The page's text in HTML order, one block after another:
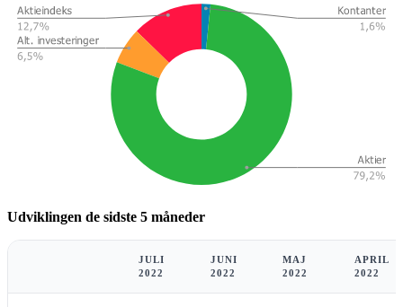
Udviklingen de sidste 5 måneder
JULI
2022
JUNI
2022
MAJ
2022
APRIL
2022